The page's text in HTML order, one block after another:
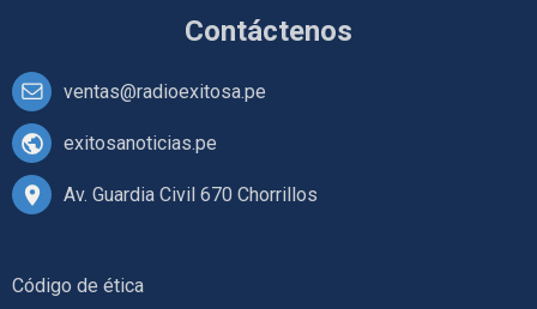
Contáctenos
ventas@radioexitosa.pe
exitosanoticias.pe
Av. Guardia Civil 670 Chorrillos
Código de ética